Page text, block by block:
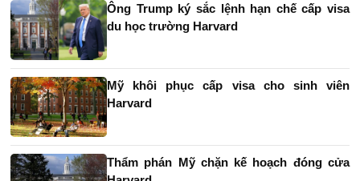
Ông Trump ký sắc lệnh hạn chế cấp visa
du học trường Harvard
Mỹ khôi phục cấp visa cho sinh viên
Harvard
Thẩm phán Mỹ chặn kế hoạch đóng cửa